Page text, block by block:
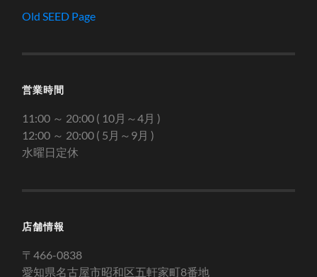
Old SEED Page
営業時間
11:00 ～ 20:00 ( 10月～4月 )
12:00 ～ 20:00 ( 5月～9月 )
水曜日定休
店舗情報
〒466-0838
愛知県名古屋市昭和区五軒家町8番地